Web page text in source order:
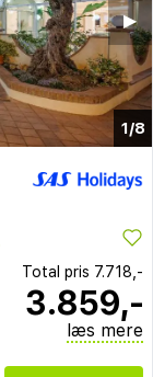
1/8
▶︎
Total pris 7.718,-
3.859,-
læs mere